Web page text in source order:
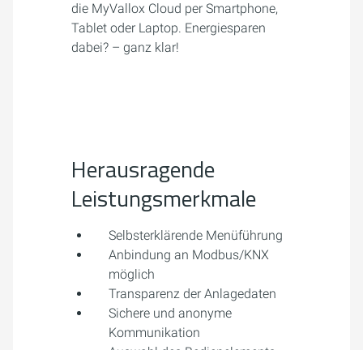
die MyVallox Cloud per Smartphone,
Tablet oder Laptop. Energiesparen
dabei? – ganz klar!
Herausragende
Leistungsmerkmale
Selbsterklärende Menüführung
Anbindung an Modbus/KNX
möglich
Transparenz der Anlagedaten
Sichere und anonyme
Kommunikation